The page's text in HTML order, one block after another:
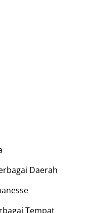
Daerah
Tempat